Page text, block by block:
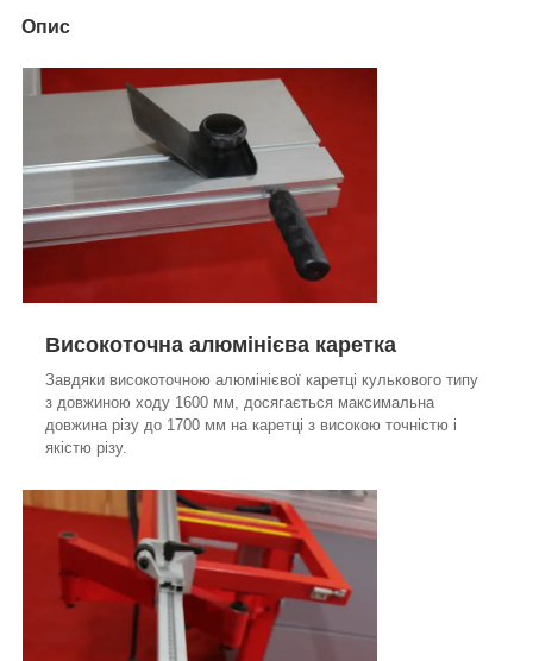
Опис
Високоточна алюмінієва каретка
Завдяки високоточною алюмінієвої каретці кулькового типу
з довжиною ходу 1600 мм, досягається максимальна
довжина різу до 1700 мм на каретці з високою точністю і
якістю різу.